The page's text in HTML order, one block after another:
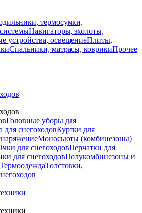
термосумки,
Навигаторы, эхолоты,
устройства, освещениеПлиты,
Спальники, матрасы, коврикиПрочее
Головные уборы для
для снегоходовКуртки для
Моносьюты (комбинезоны)
для снегоходовПерчатки для
для снегоходовПолукомбинезоны и
ТермоодеждаТолстовки,